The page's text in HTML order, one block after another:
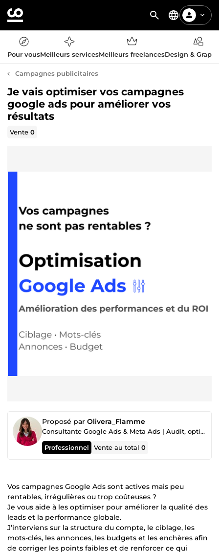
Pour vousMeilleurs servicesMeilleurs freelancesDesign &
Campagnes publicitaires
Je vais optimiser vos campagnes
google ads pour améliorer vos
résultats
Vente0
Proposé par Olivera_Flamme
Consultante Google Ads & Meta Ads | Audit, optimisation et génération de leads
Professionnel Vente au total0
Vos campagnes Google Ads sont actives mais peu
rentables, irrégulières ou trop coûteuses ?
Je vous aide à les optimiser pour améliorer la qualité des
leads et la performance globale.
J’interviens sur la structure du compte, le ciblage, les
mots-clés, les annonces, les budgets et les enchères afin
de corriger les points faibles et de renforcer ce qui